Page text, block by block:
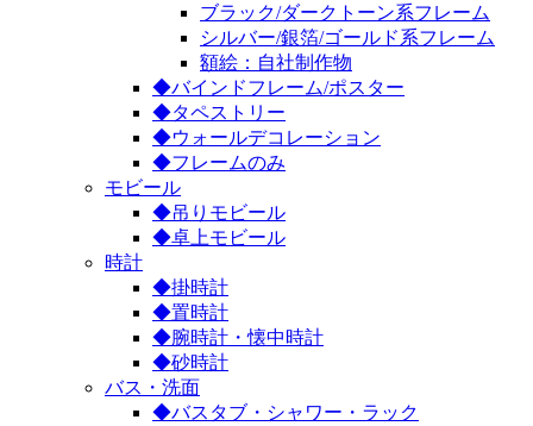
ブラック/ダークトーン系フレーム
シルバー/銀箔/ゴールド系フレーム
額絵：自社制作物
◆バインドフレーム/ポスター
◆タペストリー
◆ウォールデコレーション
◆フレームのみ
モビール
◆吊りモビール
◆卓上モビール
時計
◆掛時計
◆置時計
◆腕時計・懐中時計
◆砂時計
バス・洗面
◆バスタブ・シャワー・ラック